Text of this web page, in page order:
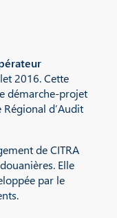
2016. Cette
démarche-projet
Régional d’Audit
de CITRA
Elle
par le